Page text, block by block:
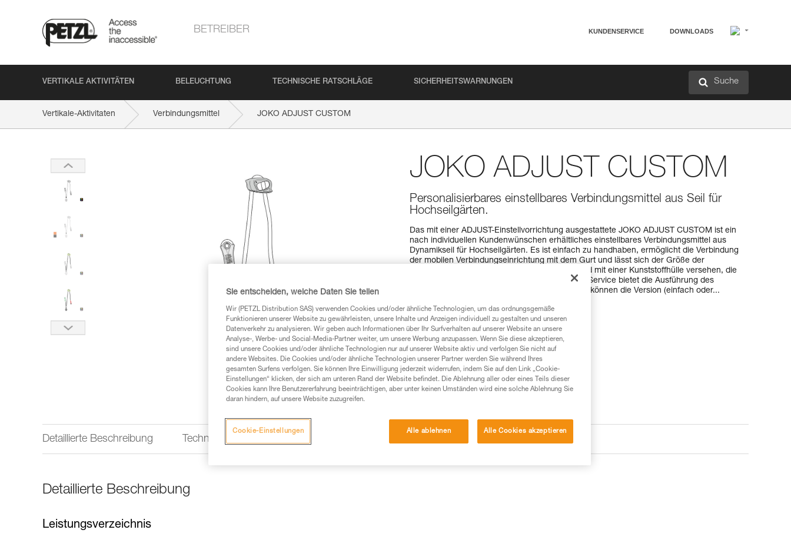
BETREIBER KUNDENSERVICE DOWNLOADS
VERTIKALE AKTIVITÄTEN BELEUCHTUNG TECHNISCHE RATSCHLÄGE SICHERHEITSWARNUNGEN Suche
Vertikale-Aktivitaten Verbindungsmittel JOKO ADJUST CUSTOM
JOKO ADJUST CUSTOM
Personalisierbares einstellbares Verbindungsmittel aus Seil für
Hochseilgärten.
Das mit einer ADJUST-Einstellvorrichtung ausgestattete JOKO ADJUST CUSTOM ist ein
nach individuellen Kundenwünschen erhältliches einstellbares Verbindungsmittel aus
Dynamikseil für Hochseilgärten. Es ist einfach zu handhaben, ermöglicht die Verbindung
der mobilen Verbindungseinrichtung mit dem Gurt und lässt sich der Größe der
anwendenden Person anpassen. Die Enden sind mit einer Kunststoffhülle versehen, die
die Nähte vor Abrieb schützt. Der Petzl Custom Service bietet die Ausführung des
Verbindungsmittels nach Kundenwunsch an. Es können die Version (einfach oder...
Einen Händler finden
Detaillierte Beschreibung Technische Informationen
Detaillierte Beschreibung
Leistungsverzeichnis
Sie entscheiden, welche Daten Sie teilen
Wir (PETZL Distribution SAS) verwenden Cookies und/oder ähnliche Technologien, um das ordnungsgemäße
Funktionieren unserer Website zu gewährleisten, unsere Inhalte und Anzeigen individuell zu gestalten und unseren
Datenverkehr zu analysieren. Wir geben auch Informationen über Ihr Surfverhalten auf unserer Website an unsere
Analyse-, Werbe- und Social-Media-Partner weiter, um unsere Werbung anzupassen. Wenn Sie diese akzeptieren,
sind unsere Cookies und/oder ähnliche Technologien nur auf unserer Website aktiv und verfolgen Sie nicht auf
andere Websites. Die Cookies und/oder ähnliche Technologien unserer Partner werden Sie während Ihres
gesamten Surfens verfolgen. Sie können Ihre Einwilligung jederzeit widerrufen, indem Sie auf den Link „Cookie-
Einstellungen“ klicken, der sich am unteren Rand der Website befindet. Die Ablehnung aller oder eines Teils dieser
Cookies kann Ihre Benutzererfahrung beeinträchtigen, aber unter keinen Umständen wird eine solche Ablehnung Sie
daran hindern, auf unsere Website zuzugreifen.
Alle ablehnen Alle Cookies akzeptieren
Cookie-Einstellungen